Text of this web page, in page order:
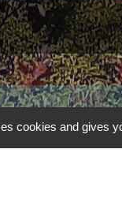
cookies and gives